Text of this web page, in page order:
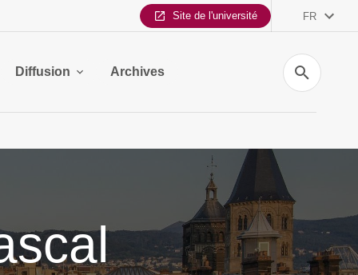
Site de l'université FR
Diffusion Archives
Recherche